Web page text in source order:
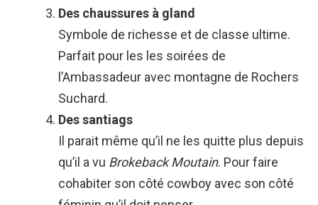
Des chaussures à gland
Symbole de richesse et de classe ultime.
Parfait pour les les soirées de
l’Ambassadeur avec montagne de Rochers
Suchard.
Des santiags
Il parait même qu’il ne les quitte plus depuis
qu’il a vu Brokeback Moutain. Pour faire
cohabiter son côté cowboy avec son côté